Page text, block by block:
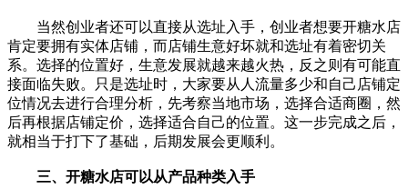
当然创业者还可以直接从选址入手，创业者想要开糖水店
肯定要拥有实体店铺，而店铺生意好坏就和选址有着密切关
系。选择的位置好，生意发展就越来越火热，反之则有可能直
接面临失败。只是选址时，大家要从人流量多少和自己店铺定
位情况去进行合理分析，先考察当地市场，选择合适商圈，然
后再根据店铺定价，选择适合自己的位置。这一步完成之后，
就相当于打下了基础，后期发展会更顺利。
三、开糖水店可以从产品种类入手